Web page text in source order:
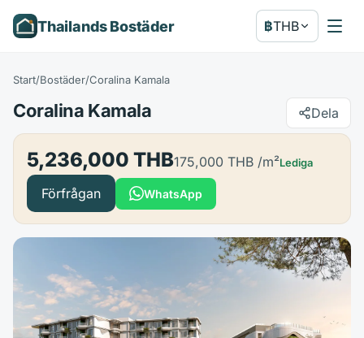
Thailands Bostäder ฿THB
Start/Bostäder/Coralina Kamala
Coralina Kamala Dela
5,236,000 THB175,000 THB /m²Lediga
Förfrågan WhatsApp